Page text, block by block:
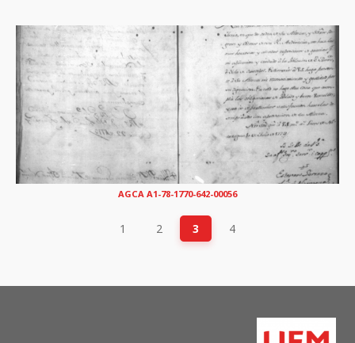
AGCA A1-78-1770-642-00056
1 2 3 4